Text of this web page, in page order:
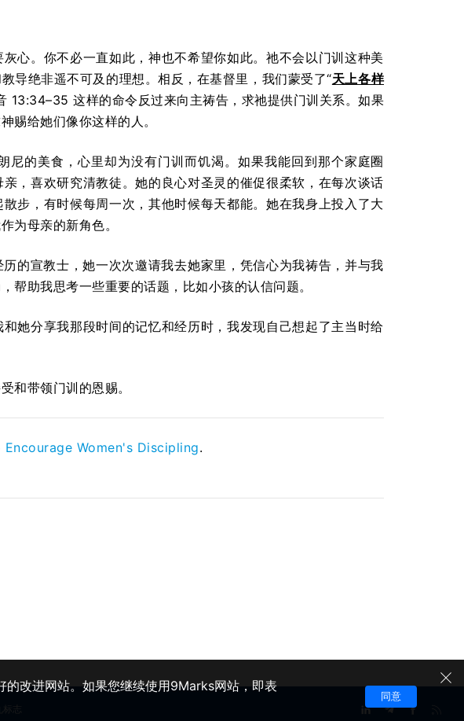
心。你不必一直如此，神也不希望你如此。祂不会以门训这种美
导绝非遥不可及的理想。相反，在基督里，我们蒙受了“天上各样
13:34–35 这样的命令反过来向主祷告，求祂提供门训关系。如果
赐给她们像你这样的人。
的美食，心里却为没有门训而饥渴。如果我能回到那个家庭圈
，喜欢研究清教徒。她的良心对圣灵的催促很柔软，在每次谈话
步，有时候每周一次，其他时候每天都能。她在我身上投入了大
为母亲的新角色。
的宣教士，她一次次邀请我去她家里，凭信心为我祷告，并与我
帮助我思考一些重要的话题，比如小孩的认信问题。
她分享我那段时间的记忆和经历时，我发现自己想起了主当时给
和带领门训的恩赐。
Women's Discipling.
志
改进网站。如果您继续使用9Marks网站，即表
同意